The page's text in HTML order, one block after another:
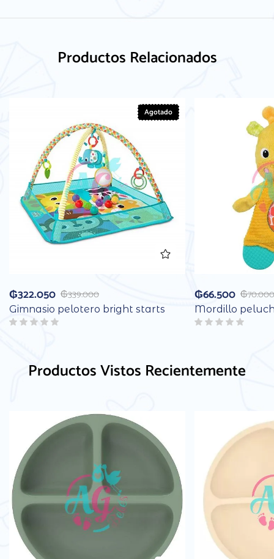
Productos Relacionados
Agotado
₲339.000
₲322.050
Gimnasio pelotero bright starts
₲70.000
₲66.500
Mordillo
Productos Vistos Recientemente